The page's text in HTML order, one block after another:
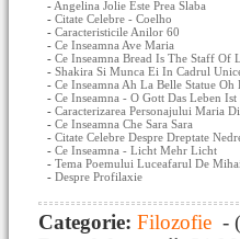
- Angelina Jolie Este Prea Slaba
- Citate Celebre - Coelho
- Caracteristicile Anilor 60
- Ce Inseamna Ave Maria
- Ce Inseamna Bread Is The Staff Of
- Shakira Si Munca Ei In Cadrul
- Ce Inseamna Ah La Belle Statue
- Ce Inseamna - O Gott Das Leben
- Caracterizarea Personajului Maria
- Ce Inseamna Che Sara Sara
- Citate Celebre Despre Dreptate
- Ce Inseamna - Licht Mehr Licht
- Tema Poemului Luceafarul De
- Despre Profilaxie
Categorie: Filozofie - (